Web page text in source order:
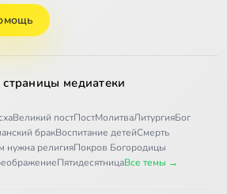
страницы медиатеки
Великий постПостМолитваЛитургияБог
бракВоспитание детейСмерть
нужна религияПокров Богородицы
ПятидесятницаВсе темы →